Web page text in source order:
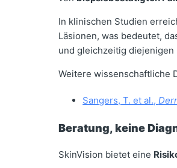
In klinischen Studien
Läsionen, was bedeutet,
und gleichzeitig
Weitere wissenschaftliche
Sangers, T. et al.,
Beratung, keine
SkinVision bietet eine